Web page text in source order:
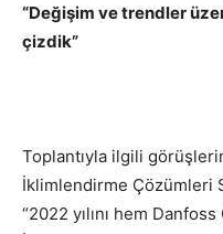
“Değişim ve trendler
çizdik”
Toplantıyla ilgili
İklimlendirme Çözümleri
“2022 yılını hem